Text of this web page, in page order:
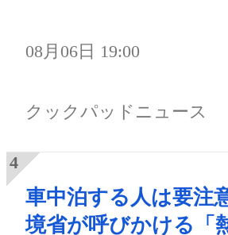
08月06日 19:00
クックパッドニュース
車中泊する人は要
境省が呼びかける「